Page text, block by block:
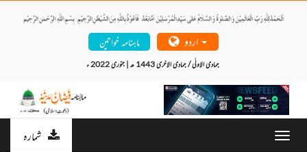
ماہنامہ خواتین
شمارہ